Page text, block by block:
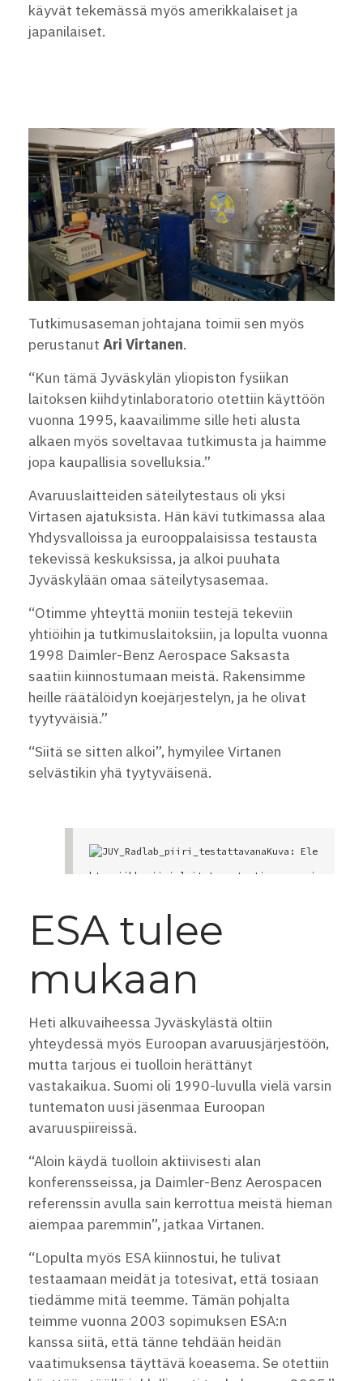
käyvät tekemässä myös amerikkalaiset ja
japanilaiset.
Tutkimusaseman johtajana toimii sen myös
perustanut Ari Virtanen.
“Kun tämä Jyväskylän yliopiston fysiikan
laitoksen kiihdytinlaboratorio otettiin käyttöön
vuonna 1995, kaavailimme sille heti alusta
alkaen myös soveltavaa tutkimusta ja haimme
jopa kaupallisia sovelluksia.”
Avaruuslaitteiden säteilytestaus oli yksi
Virtasen ajatuksista. Hän kävi tutkimassa alaa
Yhdysvalloissa ja eurooppalaisissa testausta
tekevissä keskuksissa, ja alkoi puuhata
Jyväskylään omaa säteilytysasemaa.
“Otimme yhteyttä moniin testejä tekeviin
yhtiöihin ja tutkimuslaitoksiin, ja lopulta vuonna
1998 Daimler-Benz Aerospace Saksasta
saatiin kiinnostumaan meistä. Rakensimme
heille räätälöidyn koejärjestelyn, ja he olivat
tyytyväisiä.”
“Siitä se sitten alkoi”, hymyilee Virtanen
selvästikin yhä tyytyväisenä.
Kuva: Ele
ktroniikkapiiri laitetaan testiaseman si
piiri kytketään testilaitteistoon ja ohj
ESA tulee
mukaan
Heti alkuvaiheessa Jyväskylästä oltiin
yhteydessä myös Euroopan avaruusjärjestöön,
mutta tarjous ei tuolloin herättänyt
vastakaikua. Suomi oli 1990-luvulla vielä varsin
tuntematon uusi jäsenmaa Euroopan
avaruuspiireissä.
“Aloin käydä tuolloin aktiivisesti alan
konferensseissa, ja Daimler-Benz Aerospacen
referenssin avulla sain kerrottua meistä hieman
aiempaa paremmin”, jatkaa Virtanen.
“Lopulta myös ESA kiinnostui, he tulivat
testaamaan meidät ja totesivat, että tosiaan
tiedämme mitä teemme. Tämän pohjalta
teimme vuonna 2003 sopimuksen ESA:n
kanssa siitä, että tänne tehdään heidän
vaatimuksensa täyttävä koeasema. Se otettiin